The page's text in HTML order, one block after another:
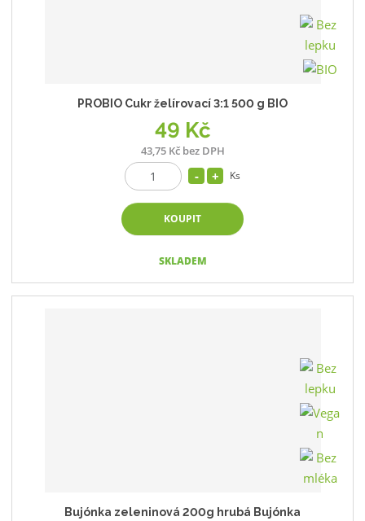
PROBIO Cukr želírovací 3:1 500 g BIO
49 Kč
43,75 Kč bez DPH
Ks
KOUPIT
SKLADEM
Bujónka zeleninová 200g hrubá Bujónka